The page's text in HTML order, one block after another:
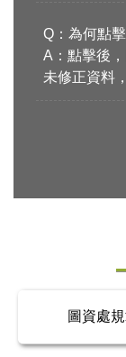
Q：為何點
A：點擊後
未修正資料
圖資處